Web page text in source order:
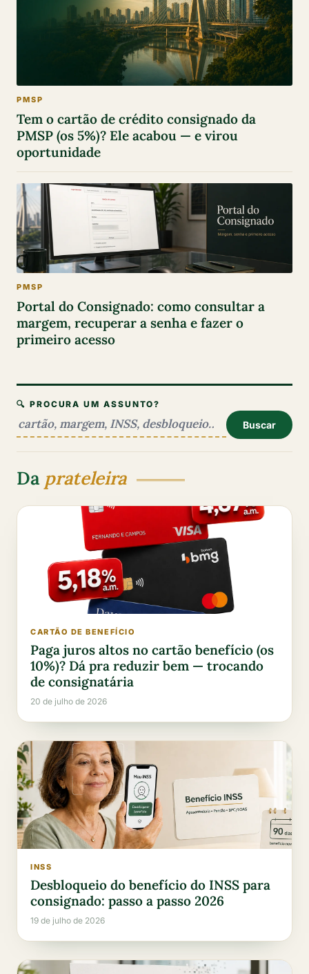
PMSP
Tem o cartão de crédito consignado da
PMSP (os 5%)? Ele acabou — e virou
oportunidade
PMSP
Portal do Consignado: como consultar a
margem, recuperar a senha e fazer o
primeiro acesso
🔍 PROCURA UM ASSUNTO?
Buscar
Da prateleira
CARTÃO DE BENEFÍCIO
Paga juros altos no cartão benefício (os
10%)? Dá pra reduzir bem — trocando
de consignatária
20 de julho de 2026
INSS
Desbloqueio do benefício do INSS para
consignado: passo a passo 2026
19 de julho de 2026